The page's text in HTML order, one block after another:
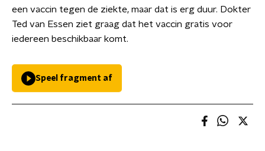
een vaccin tegen de ziekte, maar dat is erg duur. Dokter
Ted van Essen ziet graag dat het vaccin gratis voor
iedereen beschikbaar komt.
Speel fragment af